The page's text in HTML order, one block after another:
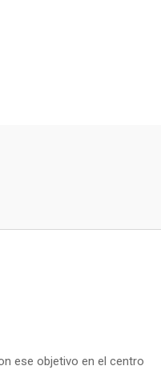
ese objetivo en el centro